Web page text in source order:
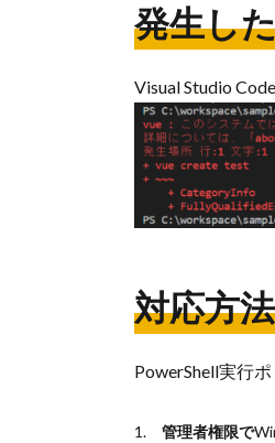
発生し
Visual Studio
対応方法
PowerShell実行
管理者権限で